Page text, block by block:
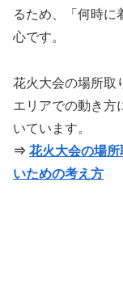
るため、「何時に
心です。
花火大会の場所取
エリアでの動き方
いています。
⇒ 花火大会の場
いための考え方